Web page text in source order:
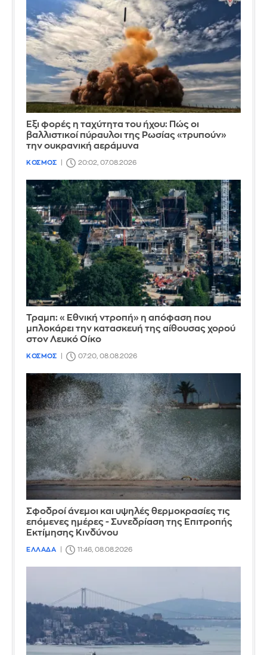
Έξι φορές η ταχύτητα του ήχου: Πώς οι
βαλλιστικοί πύραυλοι της Ρωσίας «τρυπούν»
την ουκρανική αεράμυνα
ΚΟΣΜΟΣ 20:02, 07.08.2026
Τραμπ: «Εθνική ντροπή» η απόφαση που
μπλοκάρει την κατασκευή της αίθουσας χορού
στον Λευκό Οίκο
ΚΟΣΜΟΣ 07:20, 08.08.2026
Σφοδροί άνεμοι και υψηλές θερμοκρασίες τις
επόμενες ημέρες - Συνεδρίαση της Επιτροπής
Εκτίμησης Κινδύνου
ΕΛΛΑΔΑ 11:46, 08.08.2026